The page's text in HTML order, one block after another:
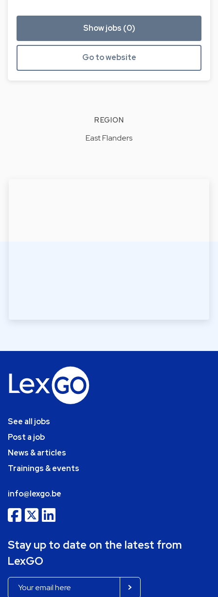
Show jobs (0)
Go to website
REGION
East Flanders
See all jobs
Post a job
News & articles
Trainings & events
info@lexgo.be
Stay up to date on the latest from
LexGO